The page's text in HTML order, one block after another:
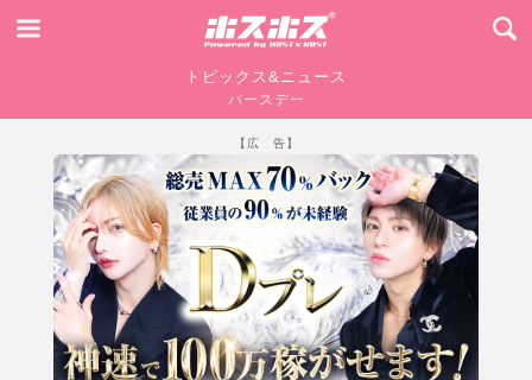
トピックス&ニュース
バースデー
【広 告】